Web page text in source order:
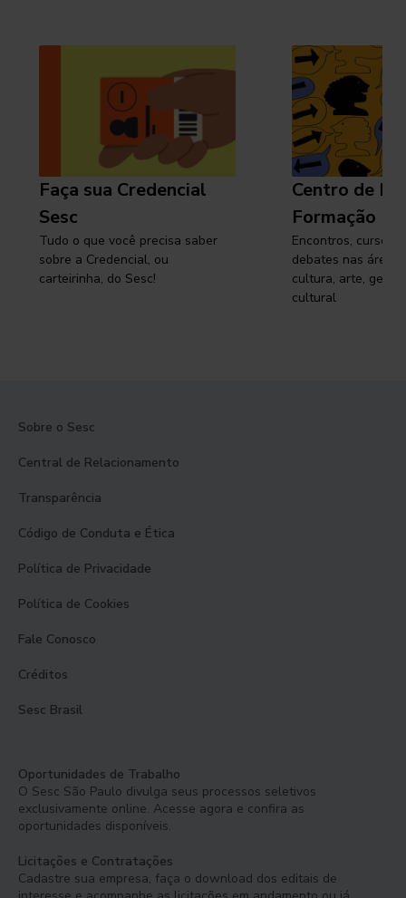
Faça sua Credencial
Sesc
Tudo o que você precisa saber
sobre a Credencial, ou
carteirinha, do Sesc!
Centro de
Formação
Encontros, cursos,
debates nas áreas
cultura, arte,
cultural
Sobre o Sesc
Central de Relacionamento
Transparência
Código de Conduta e Ética
Política de Privacidade
Política de Cookies
Fale Conosco
Créditos
Sesc Brasil
Oportunidades de Trabalho
O Sesc São Paulo divulga seus processos seletivos
exclusivamente online. Acesse agora e confira as
oportunidades disponíveis.
Licitações e Contratações
Cadastre sua empresa, faça o download dos editais de